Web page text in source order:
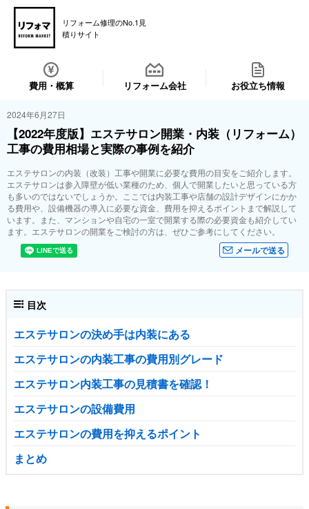
リフォーム修理のNo.1見
積りサイト
費用・概算 リフォーム会社 お役立ち情報
2024年6月27日
【2022年度版】エステサロン開業・内装（リフォーム）
工事の費用相場と実際の事例を紹介
エステサロンの内装（改装）工事や開業に必要な費用の目安をご紹介します。
エステサロンは参入障壁が低い業種のため、個人で開業したいと思っている方
も多いのではないでしょうか。ここでは内装工事や店舗の設計デザインにかか
る費用や、設備機器の導入に必要な資金、費用を抑えるポイントまで解説して
います。また、マンションや自宅の一室で開業する際の必要資金も紹介してい
ます。エステサロンの開業をご検討の方は、ぜひご参考にしてください。
メールで送る
目次
エステサロンの決め手は内装にある
エステサロンの内装工事の費用別グレード
エステサロン内装工事の見積書を確認！
エステサロンの設備費用
エステサロンの費用を抑えるポイント
まとめ